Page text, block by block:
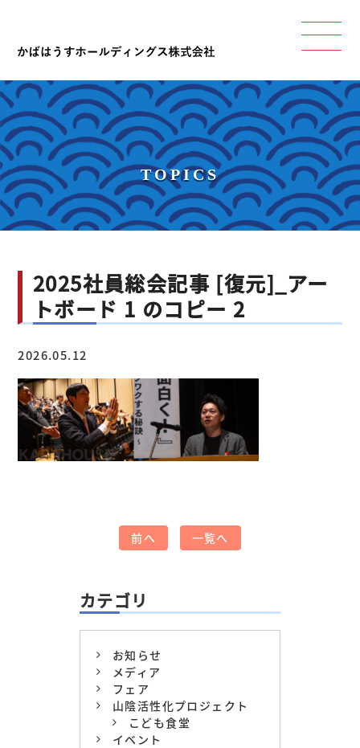
TOPICS
2025社員総会記事 [復元]_アー
トボード 1 のコピー 2
2026.05.12
前へ 一覧へ
カテゴリ
お知らせ
メディア
フェア
山陰活性化プロジェクト
こども食堂
イベント